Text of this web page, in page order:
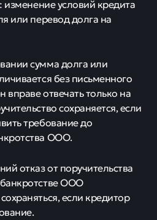
изменение условий кредита
или перевод долга на
сумма долга или
без письменного
вправе отвечать только на
сохраняется, если
требование до
ООО.
отказ от поручительства
ООО
если кредитор